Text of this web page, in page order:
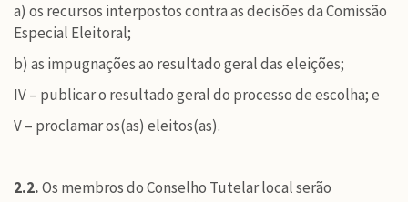
a) os recursos interpostos contra as decisões da Comissão
Especial Eleitoral;
b) as impugnações ao resultado geral das eleições;
IV – publicar o resultado geral do processo de escolha; e
V – proclamar os(as) eleitos(as).
2.2.Os membros do Conselho Tutelar local serão